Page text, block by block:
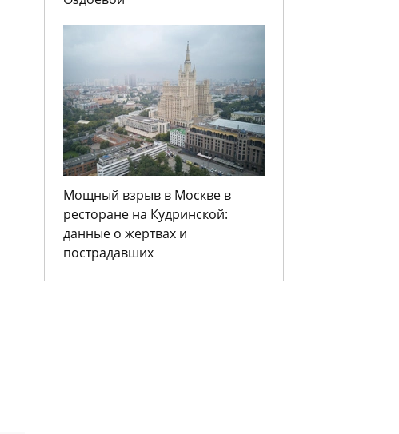
Мощный взрыв в Москве в
ресторане на Кудринской:
данные о жертвах и
пострадавших